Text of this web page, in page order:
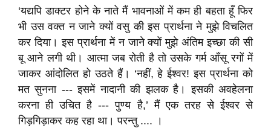
‘यद्यपि डाक्टर होने के नाते मैं भावनाओं में कम ही बहता हूँ फिर
भी उस वक्त न जाने क्यों वसु की इस प्रार्थना ने मुझे विचलित
कर दिया। इस प्रार्थना में न जाने क्यों मुझे अंतिम इच्छा की सी
बू आने लगी थी। आत्मा जब रोती है तो उसके गर्म आँसू रगों में
जाकर आंदोलित हो उठते हैं। ‘नहीं, हे ईश्वर! इस प्रार्थना को
मत सुनना --- इसमें नादानी की झलक है। इसकी अवहेलना
करना ही उचित है --- पुण्य है,’ मैं एक तरह से ईश्वर से
गिड़गिड़ाकर कह रहा था। परन्तु .... ।